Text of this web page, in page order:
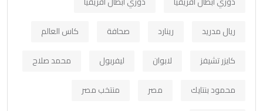
ريال مدريد
رينارد صحافة
كاس العالم
كايزر تشيفز
لابوان ليفربول
محمد صلاح
محمود بنتايك
مصر
منتخب مصر